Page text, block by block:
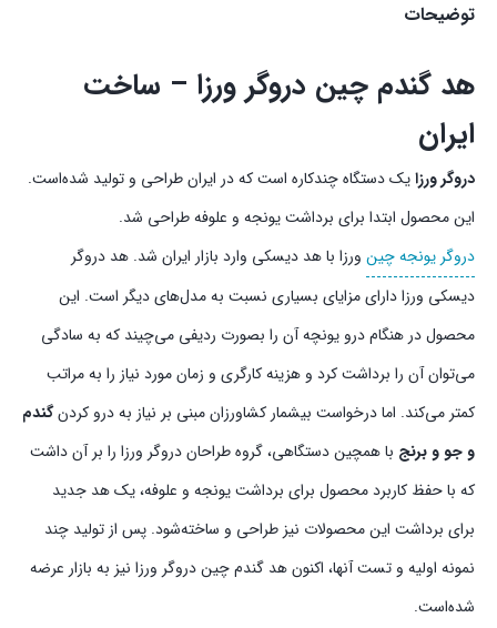
توضیحات
هد گندم چین دروگر ورزا – ساخت
ایران
دروگر ورزایک دستگاه چندکاره است که در ایران طراحی و تولید شده‌است.
این محصول ابتدا برای برداشت یونجه و علوفه طراحی شد.
دروگر یونجه چین ورزا با هد دیسکی وارد بازار ایران شد. هد دروگر
دیسکی ورزا دارای مزایای بسیاری نسبت به مدل‌های دیگر است. این
محصول در هنگام درو یونچه آن را بصورت ردیفی می‌چیند که به سادگی
می‌توان آن را برداشت کرد و هزینه کارگری و زمان مورد نیاز را به مراتب
کمتر می‌کند. اما درخواست بیشمار کشاورزان مبنی بر نیاز به درو کردنگندم
و جو و برنج با همچین دستگاهی، گروه طراحان دروگر ورزا را بر آن داشت
که با حفظ کاربرد محصول برای برداشت یونجه و علوفه، یک هد جدید
برای برداشت این محصولات نیز طراحی و ساخته‌شود. پس از تولید چند
نمونه اولیه و تست آنها، اکنون هد گندم چین دروگر ورزا نیز به بازار عرضه
شده‌است.